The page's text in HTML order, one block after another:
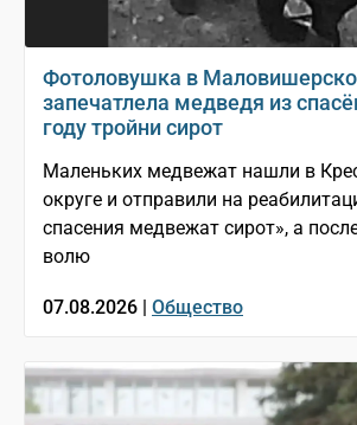
Фотоловушка в
запечатлела медведя из
году тройни сирот
Маленьких медвежат нашли в
округе и отправили на
спасения медвежат сирот», а
волю
07.08.2026 | Общество